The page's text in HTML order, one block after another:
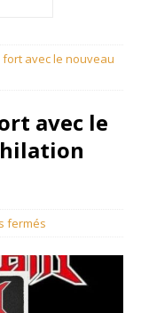
avec le nouveau
avec le
fermés